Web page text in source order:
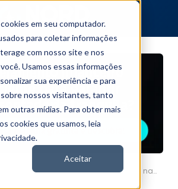
em seu computador.
para coletar informações
com nosso site e nos
Usamos essas informações
sua experiência e para
nossos visitantes, tanto
outras mídias. Para obter mais
cookies que usamos, leia
Aceitar
o que é lucro líquido e evite erros na análise financeira